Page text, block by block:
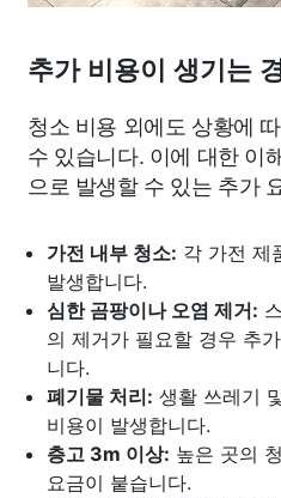
추가 비용이 생기는
청소 비용 외에도 상황에
수 있습니다. 이에 대한 이
으로 발생할 수 있는 추가
가전 내부 청소: 각 가전 제
발생합니다.
심한 곰팡이나 오염 제거:
의 제거가 필요할 경우 추
니다.
폐기물 처리: 생활 쓰레기
비용이 발생합니다.
층고 3m 이상: 높은 곳의
요금이 붙습니다.